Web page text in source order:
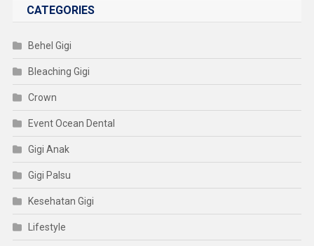
CATEGORIES
Behel Gigi
Bleaching Gigi
Crown
Event Ocean Dental
Gigi Anak
Gigi Palsu
Kesehatan Gigi
Lifestyle